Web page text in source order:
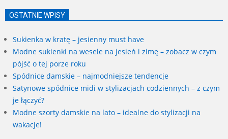
OSTATNIE WPISY
Sukienka w kratę – jesienny must have
Modne sukienki na wesele na jesień i zimę – zobacz w czym
pójść o tej porze roku
Spódnice damskie – najmodniejsze tendencje
Satynowe spódnice midi w stylizacjach codziennych – z czym
je łączyć?
Modne szorty damskie na lato – idealne do stylizacji na
wakacje!